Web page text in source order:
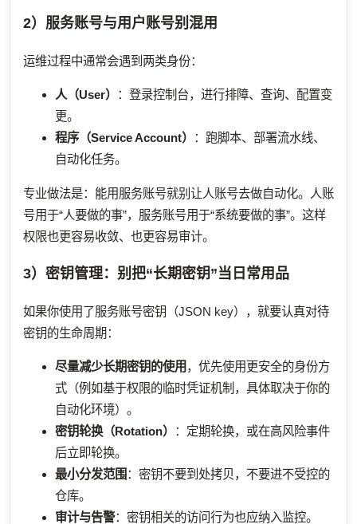
2）服务账号与用户账号别混用
运维过程中通常会遇到两类身份：
人（User）
：登录控制台，进行排障、查询、配置变
更。
程序（Service Account）
：跑脚本、部署流水线、
自动化任务。
专业做法是：能用服务账号就别让人账号去做自动化。人账
号用于“人要做的事”，服务账号用于“系统要做的事”。这样
权限也更容易收敛、也更容易审计。
3）密钥管理：别把“长期密钥”当日常用品
如果你使用了服务账号密钥（JSON key），就要认真对待
密钥的生命周期：
尽量减少长期密钥的使用 ，优先使用更安全的身份方
式（例如基于权限的临时凭证机制，具体取决于你的
自动化环境）。
密钥轮换（Rotation）
：定期轮换，或在高风险事件
后立即轮换。
最小分发范围 ：密钥不要到处拷贝，不要进不受控的
仓库。
审计与告警：密钥相关的访问行为也应纳入监控。